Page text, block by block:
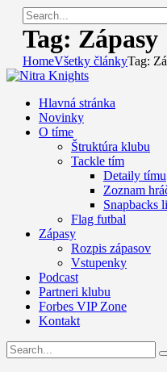
Tag: Zápasy
HomeVšetky článkyTag:
Hlavná stránka
Novinky
O tíme
Štruktúra klubu
Tackle tím
Detaily tímu
Zoznam
Snapbacks
Flag futbal
Zápasy
Rozpis zápasov
Vstupenky
Podcast
Partneri klubu
Forbes VIP Zone
Kontakt